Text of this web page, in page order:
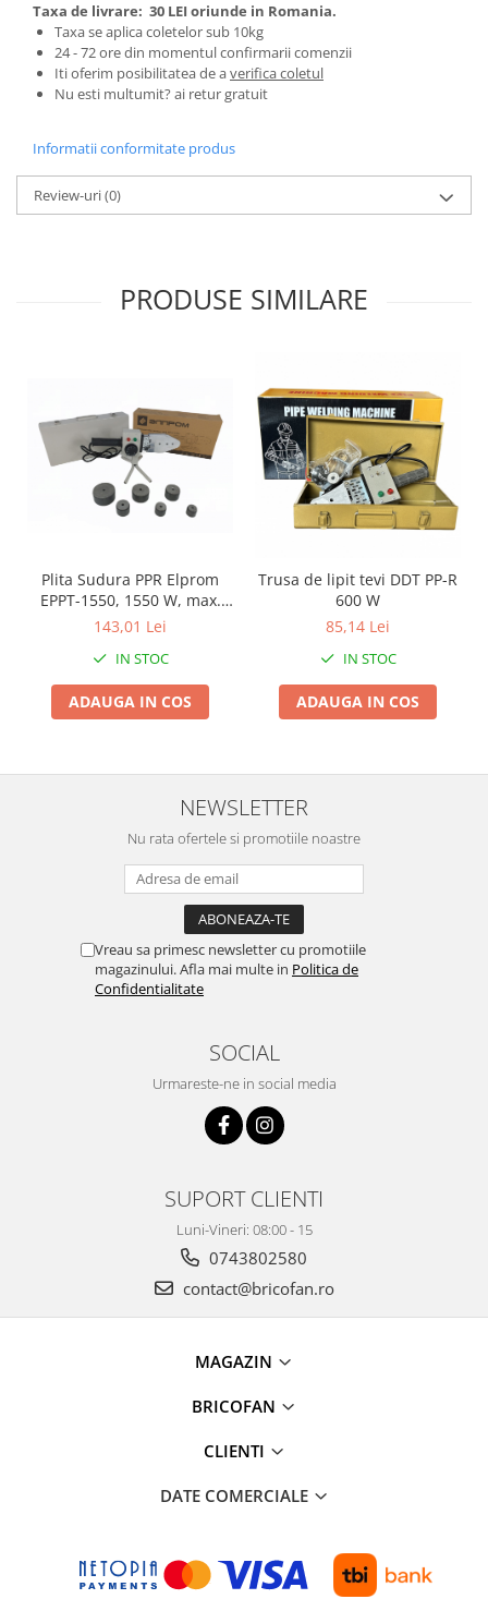
Stropitori
Folie si plase pt plante
Masini de maturat manuale
Pentru Casa si Camping
Aragaze, plite, piese butelii de
voiaj
Prelungitoare & cabluri electrice
Becuri
Coliere plastic
Conectori/doze
Corpuri de iluminat
Lanterne
Lumina de crestere pentru plante
Proiectoare & lampi de lucru
Veioze si Lampi
Cantarire
Cantare comerciale
Accesorii aparatele de spalat cu
Aparate de spalat cu presiune
Articole si accesorii pentru baie
Baterii baie
Chiuvete bucatarie compozit
Climatizare si echipamente de
incalzire
Paturi electrice cu incalzire
Kituri de siguranta si supravietuire
Kit-uri siguranta auto
Taxa de livrare: 30 LEI oriunde in Romania.
Taxa se aplica coletelor sub 10kg
24 - 72 ore din momentul confirmarii comenzii
Iti oferim posibilitatea de averifica coletul
Nu esti multumit? ai retur gratuit
Informatii conformitate produs
Review-uri(0)
PRODUSE SIMILARE
Plita Sudura PPR Elprom
EPPT-1550, 1550 W, max.
300 grade Celsius, 10 min
143,01 Lei
IN STOC
ADAUGA IN COS
Trusa de lipit tevi DDT PP-R
600 W
85,14 Lei
IN STOC
ADAUGA IN COS
NEWSLETTER
Nu rata ofertele si promotiile noastre
Vreau sa primesc newsletter cu promotiile
magazinului. Afla mai multe in Politica de
Confidentialitate
SOCIAL
Urmareste-ne in social media
SUPORT CLIENTI
Luni-Vineri: 08:00 - 15
0743802580
contact@bricofan.ro
MAGAZIN
BRICOFAN
CLIENTI
DATE COMERCIALE